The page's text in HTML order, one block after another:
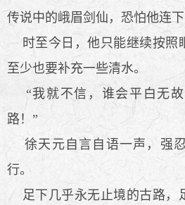
传说中的峨眉剑仙，恐怕他连下
时至今日，他只能继续按照
至少也要补充一些清水。
“我就不信，谁会平白无故
路！”
徐天元自言自语一声，强
行。
足下几乎永无止境的古路，